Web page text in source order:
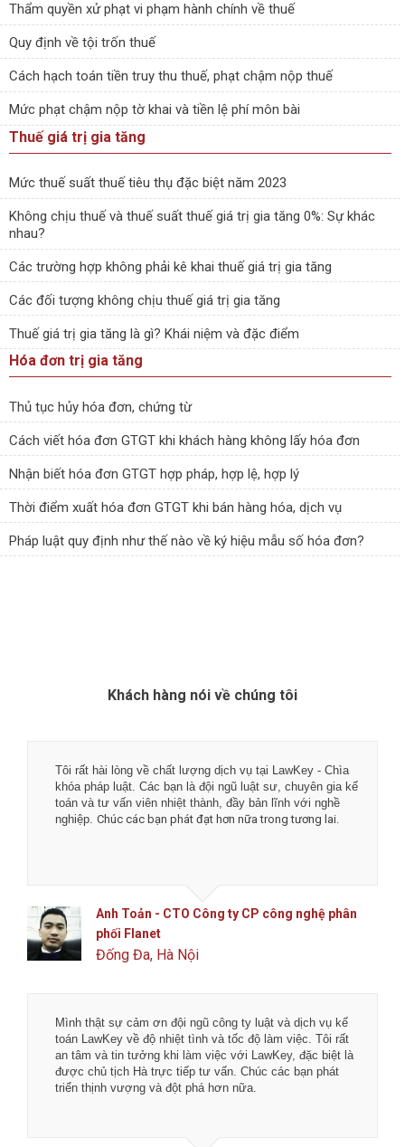
Thẩm quyền xử phạt vi phạm hành chính về thuế
Quy định về tội trốn thuế
Cách hạch toán tiền truy thu thuế, phạt chậm nộp thuế
Mức phạt chậm nộp tờ khai và tiền lệ phí môn bài
Thuế giá trị gia tăng
Mức thuế suất thuế tiêu thụ đặc biệt năm 2023
Không chịu thuế và thuế suất thuế giá trị gia tăng 0%: Sự khác
nhau?
Các trường hợp không phải kê khai thuế giá trị gia tăng
Các đối tượng không chịu thuế giá trị gia tăng
Thuế giá trị gia tăng là gì? Khái niệm và đặc điểm
Hóa đơn trị gia tăng
Thủ tục hủy hóa đơn, chứng từ
Cách viết hóa đơn GTGT khi khách hàng không lấy hóa đơn
Nhận biết hóa đơn GTGT hợp pháp, hợp lệ, hợp lý
Thời điểm xuất hóa đơn GTGT khi bán hàng hóa, dịch vụ
Pháp luật quy định như thế nào về ký hiệu mẫu số hóa đơn?
Khách hàng nói về chúng tôi
Tôi rất hài lòng về chất lượng dịch vụ tại LawKey - Chìa
khóa pháp luật. Các bạn là đội ngũ luật sư, chuyên gia kế
toán và tư vấn viên nhiệt thành, đầy bản lĩnh với nghề
nghiệp.Chúc các bạn phát đạt hơn nữa trong tương lai.
Anh Toản - CTO Công ty CP công nghệ phân
phối Flanet
Đống Đa, Hà Nội
Mình thật sự cảm ơn đội ngũ công ty luật và dịch vụ kế
toán LawKey về độ nhiệt tình và tốc độ làm việc. Tôi rất
an tâm và tin tưởng khi làm việc với LawKey, đặc biệt là
được chủ tịch Hà trực tiếp tư vấn. Chúc các bạn phát
triển thịnh vượng và đột phá hơn nữa.